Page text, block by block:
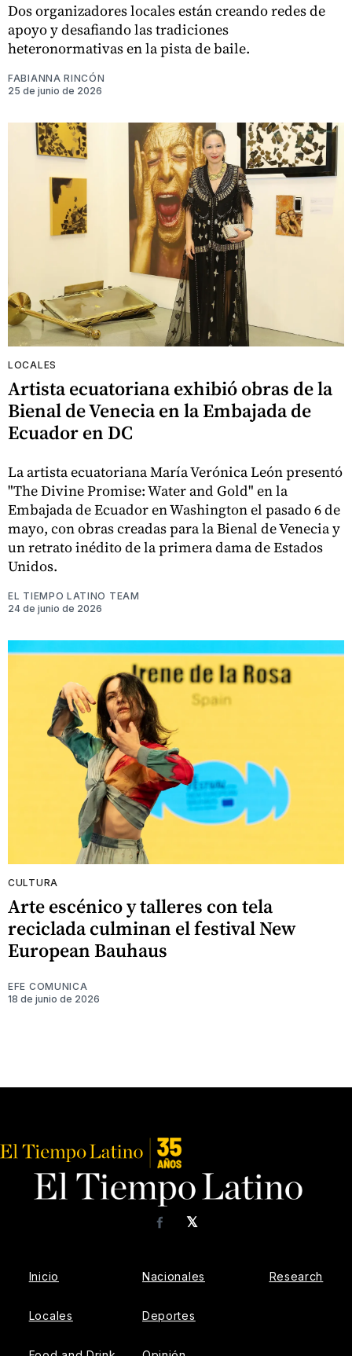
Dos organizadores locales están creando redes de
apoyo y desafiando las tradiciones
heteronormativas en la pista de baile.
FABIANNA RINCÓN
25 de junio de 2026
LOCALES
Artista ecuatoriana exhibió obras de la
Bienal de Venecia en la Embajada de
Ecuador en DC
La artista ecuatoriana María Verónica León presentó
"The Divine Promise: Water and Gold" en la
Embajada de Ecuador en Washington el pasado 6 de
mayo, con obras creadas para la Bienal de Venecia y
un retrato inédito de la primera dama de Estados
Unidos.
EL TIEMPO LATINO TEAM
24 de junio de 2026
CULTURA
Arte escénico y talleres con tela
reciclada culminan el festival New
European Bauhaus
EFE COMUNICA
18 de junio de 2026
𝕏
Facebook
Inicio
Locales
Nacionales
Deportes
Research